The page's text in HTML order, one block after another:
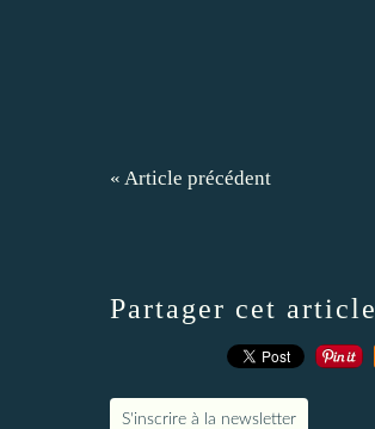
« Article précédent
Partager cet article
S'inscrire à la newsletter